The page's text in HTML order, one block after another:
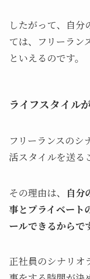
したがって、自分
ては、フリーラン
といえるのです。
ライフスタイル
フリーランスのシ
活スタイルを送る
その理由は、
自分
事とプライベート
ールできるからで
正社員のシナリオ